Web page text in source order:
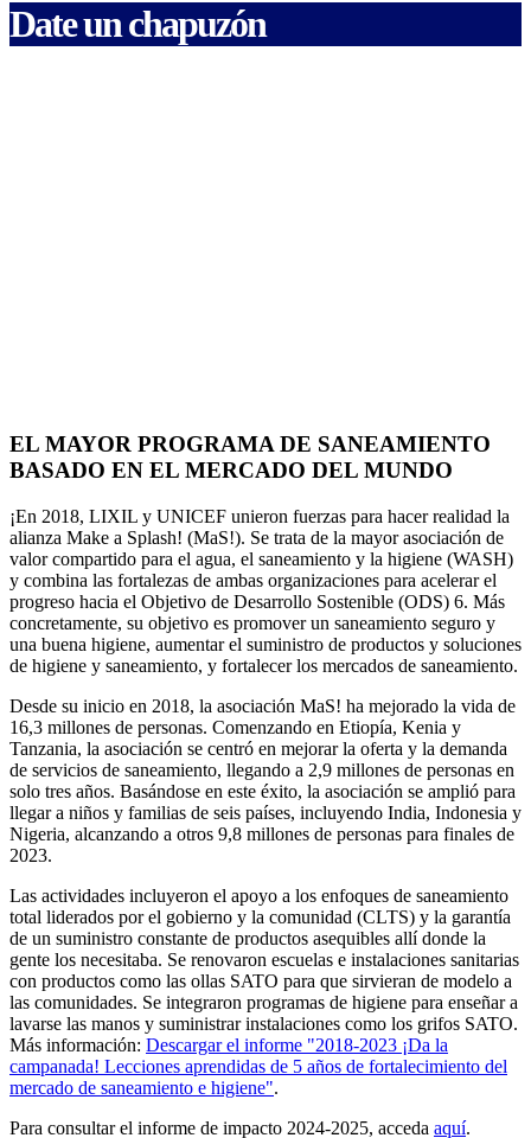
Date un chapuzón
EL MAYOR PROGRAMA DE SANEAMIENTO
BASADO EN EL MERCADO DEL MUNDO
¡En 2018, LIXIL y UNICEF unieron fuerzas para hacer realidad la
alianza Make a Splash! (MaS!). Se trata de la mayor asociación de
valor compartido para el agua, el saneamiento y la higiene (WASH)
y combina las fortalezas de ambas organizaciones para acelerar el
progreso hacia el Objetivo de Desarrollo Sostenible (ODS) 6. Más
concretamente, su objetivo es promover un saneamiento seguro y
una buena higiene, aumentar el suministro de productos y soluciones
de higiene y saneamiento, y fortalecer los mercados de saneamiento.
Desde su inicio en 2018, la asociación MaS! ha mejorado la vida de
16,3 millones de personas. Comenzando en Etiopía, Kenia y
Tanzania, la asociación se centró en mejorar la oferta y la demanda
de servicios de saneamiento, llegando a 2,9 millones de personas en
solo tres años. Basándose en este éxito, la asociación se amplió para
llegar a niños y familias de seis países, incluyendo India, Indonesia y
Nigeria, alcanzando a otros 9,8 millones de personas para finales de
2023.
Las actividades incluyeron el apoyo a los enfoques de saneamiento
total liderados por el gobierno y la comunidad (CLTS) y la garantía
de un suministro constante de productos asequibles allí donde la
gente los necesitaba. Se renovaron escuelas e instalaciones sanitarias
con productos como las ollas SATO para que sirvieran de modelo a
las comunidades. Se integraron programas de higiene para enseñar a
lavarse las manos y suministrar instalaciones como los grifos SATO.
Más información: Descargar el informe "2018-2023 ¡Da la
campanada! Lecciones aprendidas de 5 años de fortalecimiento del
mercado de saneamiento e higiene".
Para consultar el informe de impacto 2024-2025, acceda aquí.